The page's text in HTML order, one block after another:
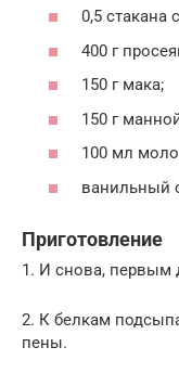
0,5 стакана
400 г
150 г мака;
150 г
100 мл
ванильный
Приготовление
1. И снова, первым
2. К белкам
пены.